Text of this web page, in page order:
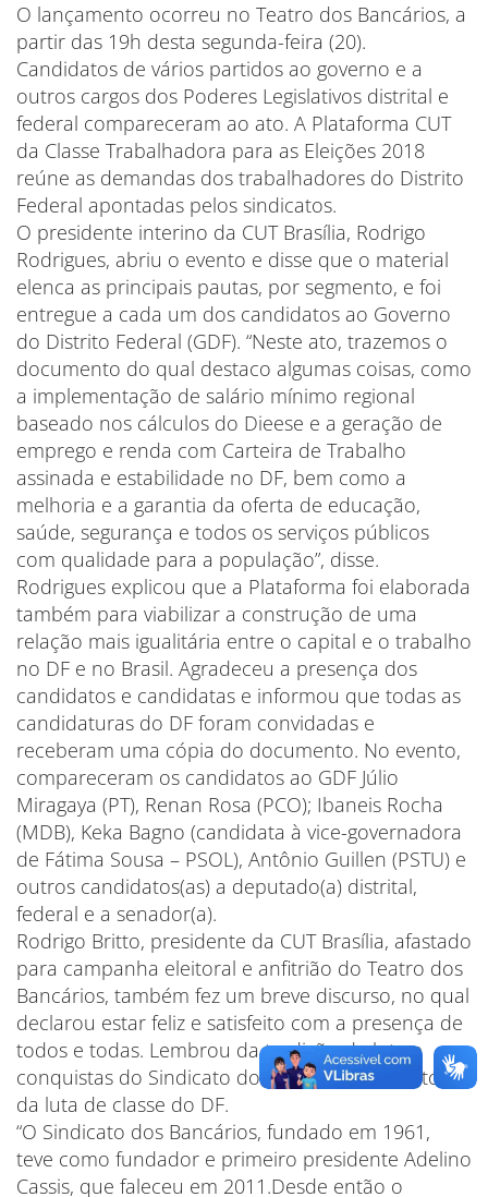
O lançamento ocorreu no Teatro dos Bancários, a
partir das 19h desta segunda-feira (20).
Candidatos de vários partidos ao governo e a
outros cargos dos Poderes Legislativos distrital e
federal compareceram ao ato. A Plataforma CUT
da Classe Trabalhadora para as Eleições 2018
reúne as demandas dos trabalhadores do Distrito
Federal apontadas pelos sindicatos.
O presidente interino da CUT Brasília, Rodrigo
Rodrigues, abriu o evento e disse que o material
elenca as principais pautas, por segmento, e foi
entregue a cada um dos candidatos ao Governo
do Distrito Federal (GDF). “Neste ato, trazemos o
documento do qual destaco algumas coisas, como
a implementação de salário mínimo regional
baseado nos cálculos do Dieese e a geração de
emprego e renda com Carteira de Trabalho
assinada e estabilidade no DF, bem como a
melhoria e a garantia da oferta de educação,
saúde, segurança e todos os serviços públicos
com qualidade para a população”, disse.
Rodrigues explicou que a Plataforma foi elaborada
também para viabilizar a construção de uma
relação mais igualitária entre o capital e o trabalho
no DF e no Brasil. Agradeceu a presença dos
candidatos e candidatas e informou que todas as
candidaturas do DF foram convidadas e
receberam uma cópia do documento. No evento,
compareceram os candidatos ao GDF Júlio
Miragaya (PT), Renan Rosa (PCO); Ibaneis Rocha
(MDB), Keka Bagno (candidata à vice-governadora
de Fátima Sousa – PSOL), Antônio Guillen (PSTU) e
outros candidatos(as) a deputado(a) distrital,
federal e a senador(a).
Rodrigo Britto, presidente da CUT Brasília, afastado
para campanha eleitoral e anfitrião do Teatro dos
Bancários, também fez um breve discurso, no qual
declarou estar feliz e satisfeito com a presença de
todos e todas. Lembrou da tradição de luta e
conquistas do Sindicato dos Bancários na história
da luta de classe do DF.
“O Sindicato dos Bancários, fundado em 1961,
teve como fundador e primeiro presidente Adelino
Cassis, que faleceu em 2011.Desde então o